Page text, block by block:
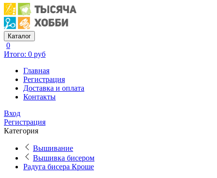
Каталог
0
Итого: 0 руб
Главная
Регистрация
Доставка и оплата
Контакты
Вход
Регистрация
Категория
Вышивание
Вышивка бисером
Радуга бисера Кроше